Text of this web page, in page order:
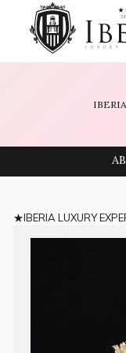
IBERIA LUXURY